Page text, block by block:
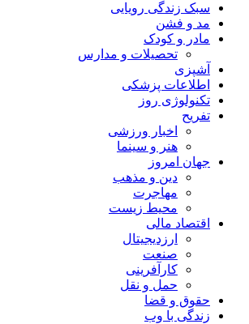
سبک زندگی رویایی
مد و فشن
مادر و کودک
تحصیلات و مدارس
آشپزی
اطلاعات پزشکی
تکنولوژی روز
تفریح
اخبار ورزشی
هنر و سینما
جهان امروز
دین و مذهب
مهاجرت
محیط زیست
اقتصاد مالی
ارزدیجیتال
صنعت
کارآفرینی
حمل و نقل
حقوق و قضا
زندگی با وب